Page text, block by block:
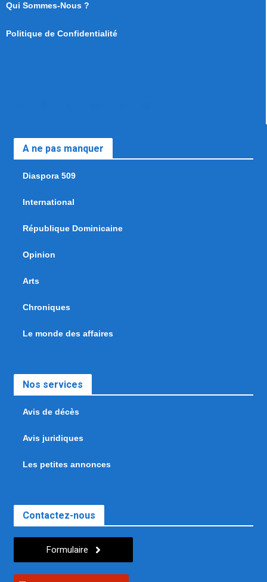
Qui Sommes-Nous ?
Politique de Confidentialité
A ne pas manquer
Diaspora 509
International
République Dominicaine
Opinion
Arts
Chroniques
Le monde des affaires
Nos services
Avis de décès
Avis juridiques
Les petites annonces
Contactez-nous
Formulaire